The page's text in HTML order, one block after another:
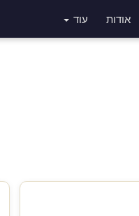
אודות עוד